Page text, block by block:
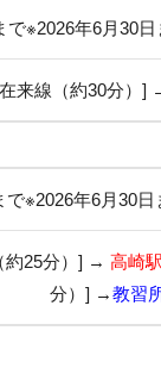
で※2026年6月30
来線（約30分）]
で※2026年6月30
約25分）] → 高崎駅
分）] →教習